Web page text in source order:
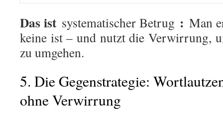
Das ist systematischer Betrug : Man
keine ist – und nutzt die Verwirrung,
zu umgehen.
5. Die Gegenstrategie:
ohne Verwirrung